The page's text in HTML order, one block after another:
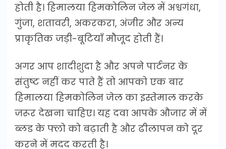
होती है। हिमालया हिमकोलिन जेल में अश्वगंधा,
गुंजा, शतावरी, अकरकरा, अंजीर और अन्य
प्राकृतिक जड़ी-बूटियाँ मौजूद होती हैं।
अगर आप शादीशुदा है और अपने पार्टनर के
संतुष्ट नहीं कर पाते हैं तो आपको एक बार
हिमालया हिमकोलिन जेल का इस्तेमाल करके
जरूर देखना चाहिए। यह दवा आपके औजार में में
ब्लड के फ्लो को बढ़ाती है और ढीलापन को दूर
करने में मदद करती है।